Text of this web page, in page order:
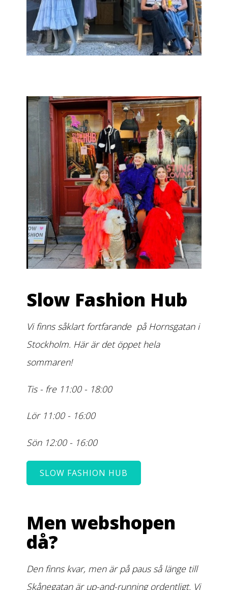
Slow Fashion Hub
Vi finns såklart fortfarande på Hornsgatan i
Stockholm. Här är det öppet hela
sommaren!
Tis - fre 11:00 - 18:00
Lör 11:00 - 16:00
Sön 12:00 - 16:00
SLOW FASHION HUB
Men webshopen
då?
Den finns kvar, men är på paus så länge till
Skånegatan är up-and-running ordentligt. Vi